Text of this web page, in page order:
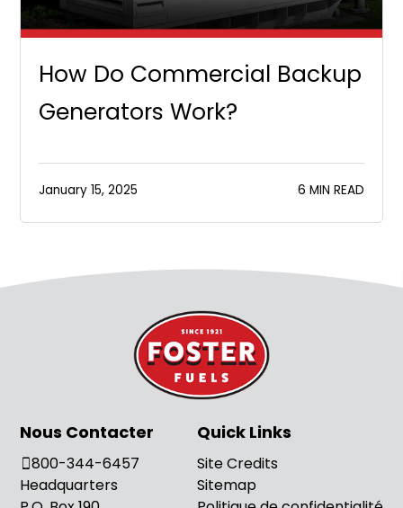
How Do Commercial Backup
Generators Work?
January 15, 2025 6 MIN READ
Nous Contacter
800-344-6457
Headquarters
Quick Links
Site Credits
Sitemap